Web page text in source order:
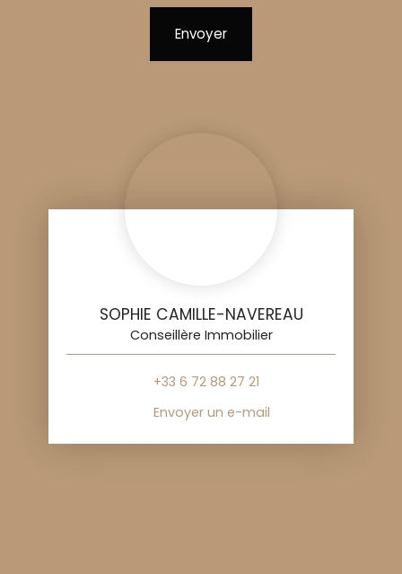
Envoyer
SOPHIE CAMILLE-NAVEREAU
Conseillère Immobilier
+33 6 72 88 27 21
Envoyer un e-mail